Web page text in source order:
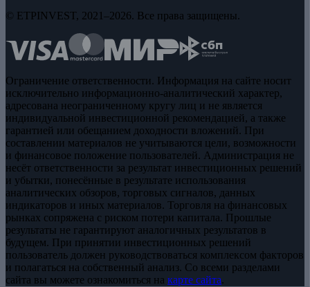
© ETPINVEST, 2021–2026. Все права защищены.
Ограничение ответственности. Информация на сайте носит
исключительно информационно-аналитический характер,
адресована неограниченному кругу лиц и не является
индивидуальной инвестиционной рекомендацией, а также
гарантией или обещанием доходности вложений. При
составлении материалов не учитываются цели, возможности
и финансовое положение пользователей. Администрация не
несёт ответственности за результат инвестиционных решений
и убытки, понесённые в результате использования
аналитических обзоров, торговых сигналов, данных
индикаторов и иных материалов. Торговля на финансовых
рынках сопряжена с риском потери капитала. Прошлые
результаты не гарантируют аналогичных результатов в
будущем. При принятии инвестиционных решений
пользователь должен руководствоваться комплексом факторов
и полагаться на собственный анализ. Со всеми разделами
сайта вы можете ознакомиться на карте сайта.